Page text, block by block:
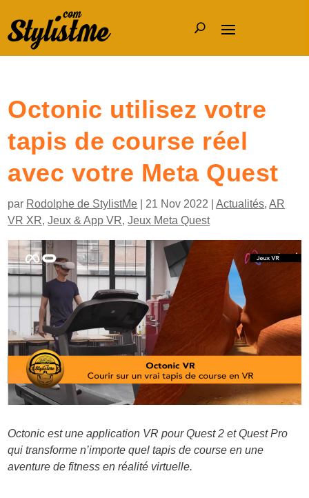
Octonic utilisez votre
tapis de course réel
avec votre Meta Quest
par Rodolphe de StylistMe 21 Nov 2022 |Actualités,AR
VR XR,Jeux & App VR,Jeux Meta Quest
Octonic est une application VR pour Quest 2 et Quest Pro
qui transforme n’importe quel tapis de course en une
aventure de fitness en réalité virtuelle.